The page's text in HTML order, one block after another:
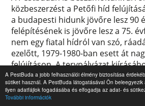
A PestBuda a jobb felhasználói élmény biztosítása
sütiket használ. A PestBuda látogatásával Ön beleegyezik
ilyen adatfájlok fogadásába és elfogadja az adat- és
További információk
közbeszerzést a Petőfi híd
a budapesti hidunk jövőre lesz 90
felépítésének is jövőre lesz a 75.
nem egy fiatal hídról van szó,
ezelőtt, 1979-1980-ban esett át
felújításon. A tervpályázat
cikkünkben felidézzük a Petőfi híd
történetét.